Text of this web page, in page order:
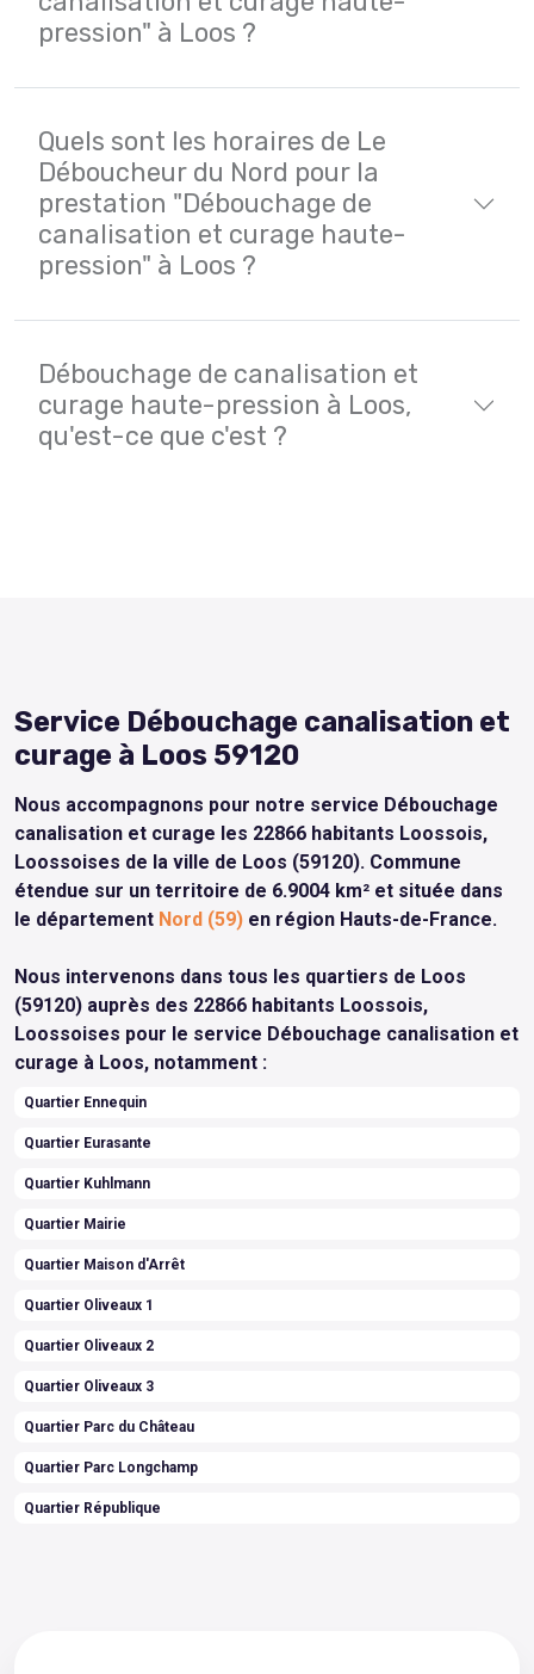
pression" à Loos ?
Quels sont les horaires de Le
Déboucheur du Nord pour la
prestation "Débouchage de
canalisation et curage haute-
pression" à Loos ?
Débouchage de canalisation et
curage haute-pression à Loos,
qu'est-ce que c'est ?
Service Débouchage canalisation et
curage à Loos 59120
Nous accompagnons pour notre service Débouchage
canalisation et curage les 22866 habitants Loossois,
Loossoises de la ville de Loos (59120). Commune
étendue sur un territoire de 6.9004 km² et située dans
le département Nord (59) en région Hauts-de-France.
Nous intervenons dans tous les quartiers de Loos
(59120) auprès des 22866 habitants Loossois,
Loossoises pour le service Débouchage canalisation et
curage à Loos, notamment :
Quartier Ennequin
Quartier Eurasante
Quartier Kuhlmann
Quartier Mairie
Quartier Maison d'Arrêt
Quartier Oliveaux 1
Quartier Oliveaux 2
Quartier Oliveaux 3
Quartier Parc du Château
Quartier Parc Longchamp
Quartier République